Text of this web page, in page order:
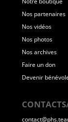
Nos partenaires
Nos vidéos
Nos photos
Nos archives
Faire un don
Devenir